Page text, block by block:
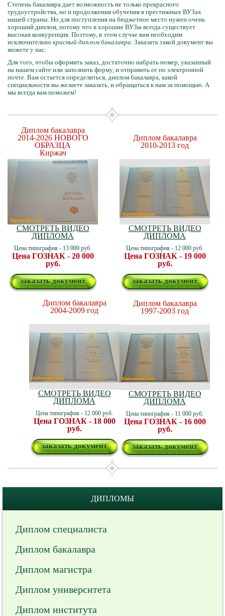
Степень бакалавра дает возможность не только прекрасного
трудоустройства, но и продолжения обучения в престижных ВУЗах
нашей страны. Но для поступления на бюджетное место нужен очень
хороший диплом, потому что в хорошие ВУЗы всегда существует
высокая конкуренция. Поэтому, в этом случае вам необходим
исключительно красный диплом бакалавра. Заказать такой документ вы
можете у нас.
Для того, чтобы оформить заказ, достаточно набрать номер, указанный
на нашем сайте или заполнить форму, и отправить ее по электронной
почте. Вам остается определиться, диплом бакалавра, какой
специальности вы желаете заказать, и обращаться к нам за помощью. А
мы всегда вам поможем!
Диплом бакалавра
2014-2026 НОВОГО
ОБРАЗЦА
Киржач
СМОТРЕТЬ ВИДЕО
ДИПЛОМА
Цена типография - 13 000 руб.
Цена ГОЗНАК - 20 000
руб.
заказать документ
Диплом бакалавра
2010-2013 год
СМОТРЕТЬ ВИДЕО
ДИПЛОМА
Цена типография - 12 000 руб.
Цена ГОЗНАК - 19 000
руб.
заказать документ
Диплом бакалавра
2004-2009 год
СМОТРЕТЬ ВИДЕО
ДИПЛОМА
Цена типография - 12 000 руб.
Цена ГОЗНАК - 18 000
руб.
заказать документ
Диплом бакалавра
1997-2003 год
СМОТРЕТЬ ВИДЕО
ДИПЛОМА
Цена типография - 11 000 руб.
Цена ГОЗНАК - 16 000
руб.
заказать документ
ДИПЛОМЫ
Диплом специалиста
Диплом бакалавра
Диплом магистра
Диплом университета
Диплом института